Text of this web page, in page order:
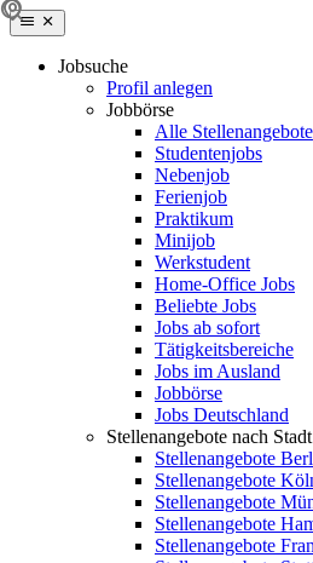
Jobsuche
Profil anlegen
Jobbörse
Alle Stellenangebote
Studentenjobs
Nebenjob
Ferienjob
Praktikum
Minijob
Werkstudent
Home-Office Jobs
Beliebte Jobs
Jobs ab sofort
Tätigkeitsbereiche
Jobs im Ausland
Jobbörse
Jobs Deutschland
Stellenangebote nach Stadt
Stellenangebote
Stellenangebote
Stellenangebote
Stellenangebote
Stellenangebote